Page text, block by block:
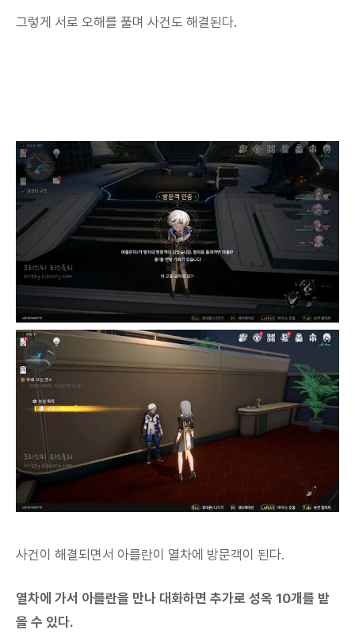
그렇게 서로 오해를 풀며 사건도 해결된다.
사건이 해결되면서 아를란이 열차에 방문객이 된다.
열차에 가서 아를란을 만나 대화하면 추가로 성옥 10개를 받
을 수 있다.